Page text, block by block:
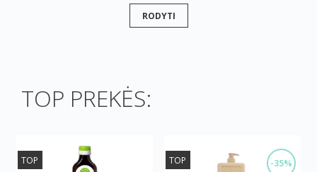
RODYTI
TOP PREKĖS:
TOP -35%
TOP